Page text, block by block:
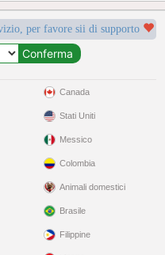
per favore sii di supporto
Canada
Stati Uniti
Messico
Colombia
Animali domestici
Brasile
Filippine